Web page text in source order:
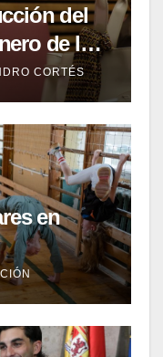
del
de los
CORTÉS
en